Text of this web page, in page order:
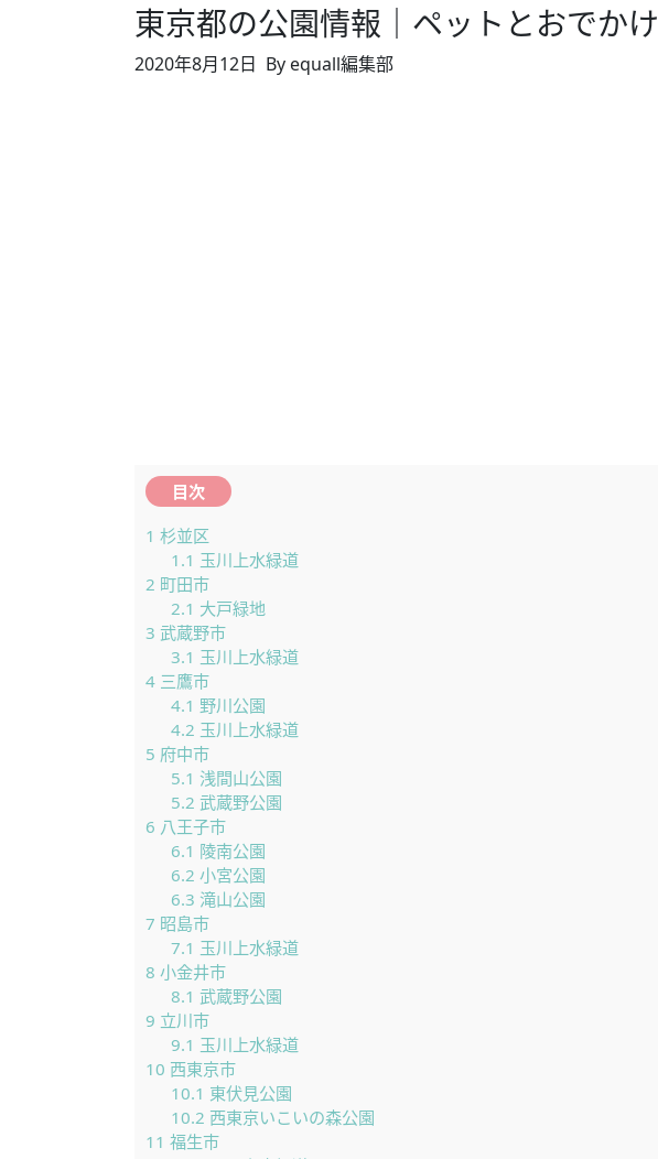
東京都の公園情報｜ペットとおでかけ
2020年8月12日 By equall編集部
目次
1 杉並区
1.1 玉川上水緑道
2 町田市
2.1 大戸緑地
3 武蔵野市
3.1 玉川上水緑道
4 三鷹市
4.1 野川公園
4.2 玉川上水緑道
5 府中市
5.1 浅間山公園
5.2 武蔵野公園
6 八王子市
6.1 陵南公園
6.2 小宮公園
6.3 滝山公園
7 昭島市
7.1 玉川上水緑道
8 小金井市
8.1 武蔵野公園
9 立川市
9.1 玉川上水緑道
10 西東京市
10.1 東伏見公園
10.2 西東京いこいの森公園
11 福生市